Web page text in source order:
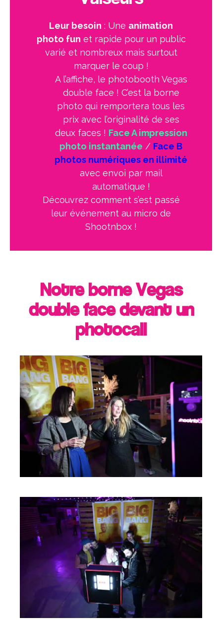
Leur besoin : Une animation
photo fun et rapide pour un public
varié et nombreux mais surtout
marquer le coup !
A l’affiche, le photobooth Vegas
double face ! C’est la borne
photo qui remportera tous les
prix avec l’originalité de ses
deux faces ! Face A impression
photo instantanée / Face B
photos numériques en illimité
avec envoi par mail
automatique !
Découvrez comment s’est passé
leur événement au micro de
Shootnbox !
Notre borne Vegas
double face devant un
photocall